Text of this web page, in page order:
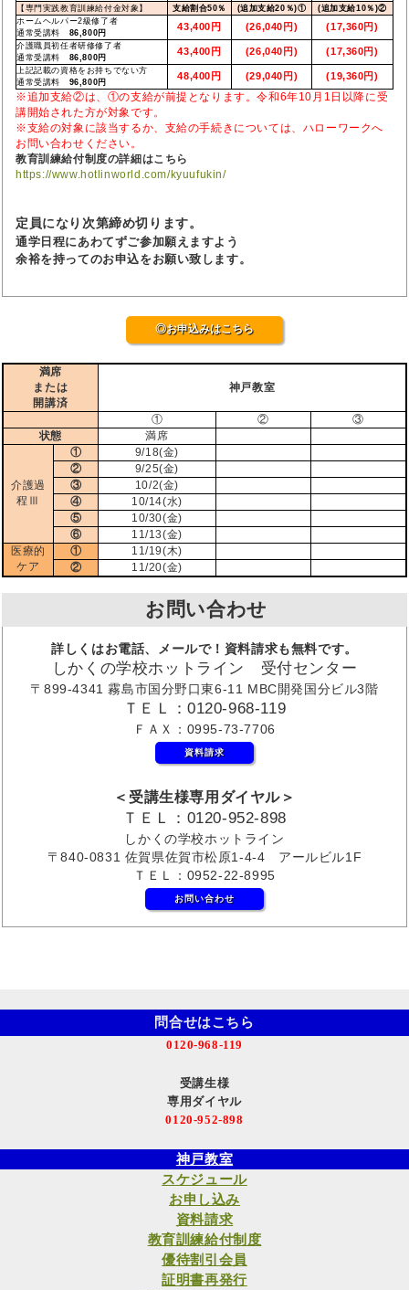
【専門実践教育訓練給付金対象】 支給割合50％ (追加支給20％)① (追加支給10％)②
ホームヘルパー2級修了者
通常受講料 86,800円
43,400円 (26,040円) (17,360円)
介護職員初任者研修修了者
通常受講料 86,800円
43,400円 (26,040円) (17,360円)
上記記載の資格をお持ちでない方
通常受講料 96,800円
48,400円 (29,040円) (19,360円)
※追加支給②は、①の支給が前提となります。令和6年10月1日以降に受
講開始された方が対象です。
※支給の対象に該当するか、支給の手続きについては、ハローワークへ
お問い合わせください。
教育訓練給付制度の詳細はこちら
https://www.hotlinworld.com/kyuufukin/
定員になり次第締め切ります。
通学日程にあわてずご参加願えますよう
余裕を持ってのお申込をお願い致します。
◎お申込みはこちら
満席
または
開講済
神戸教室
① ②
③
状態
満席
介護過
程Ⅲ
①
9/18(金)
②
9/25(金)
③
10/2(金)
④
10/14(水)
⑤
10/30(金)
⑥
11/13(金)
医療的
ケア
①
11/19(木)
②
11/20(金)
お問い合わせ
詳しくはお電話、メールで！資料請求も無料です。
しかくの学校ホットライン 受付センター
〒899-4341 霧島市国分野口東6-11 MBC開発国分ビル3階
ＴＥＬ：0120-968-119
ＦＡＸ：0995-73-7706
資料請求
＜受講生様専用ダイヤル＞
ＴＥＬ：0120-952-898
しかくの学校ホットライン
〒840-0831 佐賀県佐賀市松原1-4-4 アールビル1F
ＴＥＬ：0952-22-8995
お問い合わせ
問合せはこちら
0120-968-119
受講生様
専用ダイヤル
0120-952-898
神戸教室
スケジュール
お申し込み
資料請求
教育訓練給付制度
優待割引会員
証明書再発行